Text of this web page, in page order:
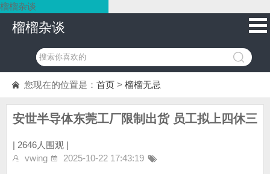
榴榴杂谈
榴榴杂谈
您现在的位置是： 首页 > 榴榴无忌
安世半导体东莞工厂限制出货 员工拟上四休三
| 2646人围观 |
vwing
2025-10-22 17:43:19